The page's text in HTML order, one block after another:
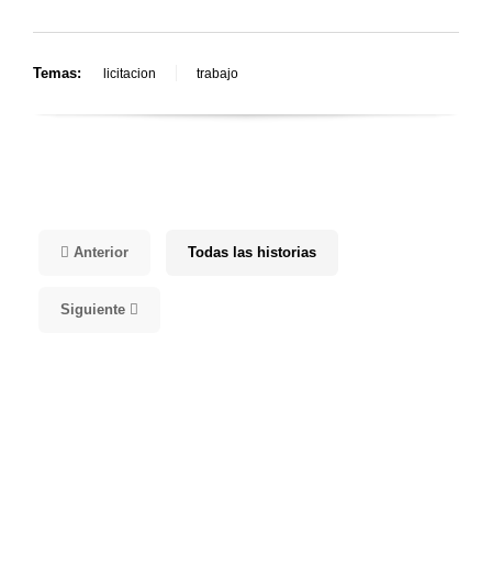
Temas: licitacion trabajo
Anterior Todas las historias
Siguiente